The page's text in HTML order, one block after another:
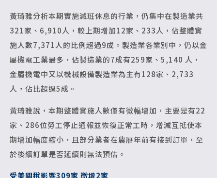
黃琦雅分析本期實施減班休息的行業，仍集中在製造業共
321家、6,910人，較上期增加12家、233人，佔整體實
施人數7,371人的比例超過9成。製造業各業別中，仍以金
屬機電工業最多，佔製造業的7成有259家、5,140 人，
金屬機電中又以機械設備製造業為主有128家、2,733
人，佔比超過5成。
黃琦雅說，本期整體實施人數僅有微幅增加，主要是有22
家、286位勞工停止通報並恢復正常工時，增減互抵使本
期增加幅度縮小，且部分業者在農曆年前有接到訂單，至
於後續訂單是否延續則無法預估。
受美關稅影響309家 微增2家